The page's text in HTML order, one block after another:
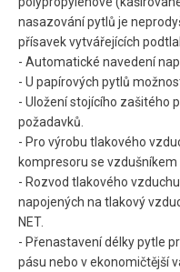
nasazování pytlů je
přísavek vytvářejících
- Automatické navedení
- U papírových pytlů
- Uložení stojícího zašitého
požadavků.
- Pro výrobu tlakového
kompresoru se vzdušníkem
- Rozvod tlakového
napojených na tlakový
NET.
- Přenastavení délky pytle
pásu nebo v ekonomičtější